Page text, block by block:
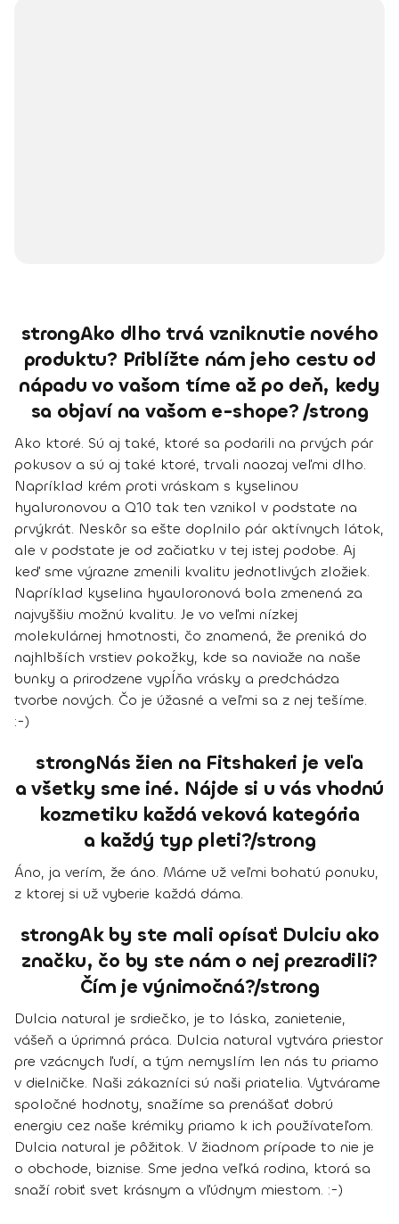
strongAko dlho trvá vzniknutie nového
produktu? Priblížte nám jeho cestu od
nápadu vo vašom tíme až po deň, kedy
sa objaví na vašom e-shope? /strong
Ako ktoré. Sú aj také, ktoré sa podarili na prvých pár
pokusov a sú aj také ktoré, trvali naozaj veľmi dlho.
Napríklad krém proti vráskam s kyselinou
hyaluronovou a Q10 tak ten vznikol v podstate na
prvýkrát. Neskôr sa ešte doplnilo pár aktívnych látok,
ale v podstate je od začiatku v tej istej podobe. Aj
keď sme výrazne zmenili kvalitu jednotlivých zložiek.
Napríklad kyselina hyauloronová bola zmenená za
najvyššiu možnú kvalitu. Je vo veľmi nízkej
molekulárnej hmotnosti, čo znamená, že preniká do
najhlbších vrstiev pokožky, kde sa naviaže na naše
bunky a prirodzene vypĺňa vrásky a predchádza
tvorbe nových. Čo je úžasné a veľmi sa z nej tešíme.
:-)
strongNás žien na Fitshakeri je veľa
a všetky sme iné. Nájde si u vás vhodnú
kozmetiku každá veková kategória
a každý typ pleti?/strong
Áno, ja verím, že áno. Máme už veľmi bohatú ponuku,
z ktorej si už vyberie každá dáma.
strongAk by ste mali opísať Dulciu ako
značku, čo by ste nám o nej prezradili?
Čím je výnimočná?/strong
Dulcia natural je srdiečko, je to láska, zanietenie,
vášeň a úprimná práca. Dulcia natural vytvára priestor
pre vzácnych ľudí, a tým nemyslím len nás tu priamo
v dielničke. Naši zákazníci sú naši priatelia. Vytvárame
spoločné hodnoty, snažíme sa prenášať dobrú
energiu cez naše krémiky priamo k ich používateľom.
Dulcia natural je pôžitok. V žiadnom prípade to nie je
o obchode, biznise. Sme jedna veľká rodina, ktorá sa
snaží robiť svet krásnym a vľúdnym miestom. :-)